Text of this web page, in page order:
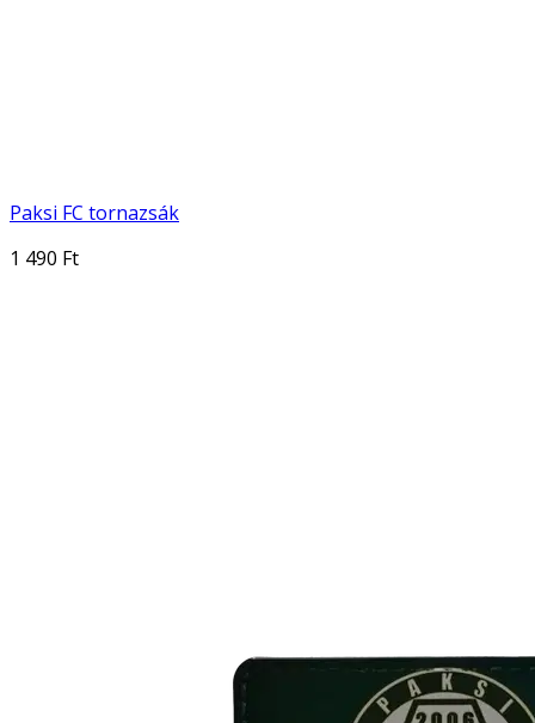
Paksi FC tornazsák
1 490 Ft